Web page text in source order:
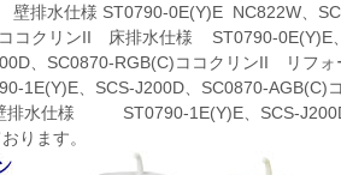
壁排水仕様 ST0790-0E(Y)E NC822W
コクリンII 床排水仕様 ST0790-
、SC0870-RGB(C)ココクリンII リフォ
1E(Y)E、SCS-J200D、SC0870-
排水仕様 ST0790-1E(Y)E、SCS-
ります。